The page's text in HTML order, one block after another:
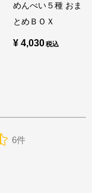
めんべい５種 おま
とめＢＯＸ
¥ 4,030
6件